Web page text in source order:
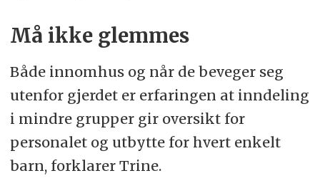
Må ikke glemmes
Både innomhus og når de beveger seg
utenfor gjerdet er erfaringen at inndeling
i mindre grupper gir oversikt for
personalet og utbytte for hvert enkelt
barn, forklarer Trine.